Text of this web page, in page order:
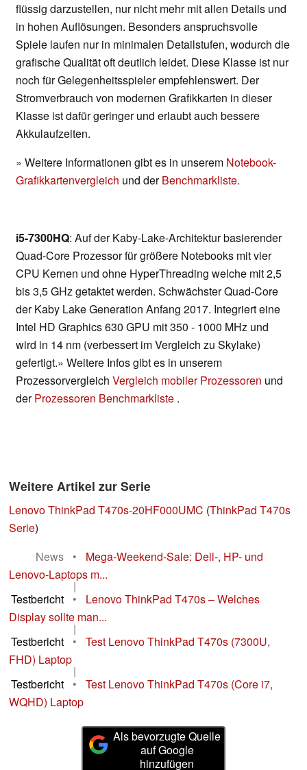
flüssig darzustellen, nur nicht mehr mit allen Details und
in hohen Auflösungen. Besonders anspruchsvolle
Spiele laufen nur in minimalen Detailstufen, wodurch die
grafische Qualität oft deutlich leidet. Diese Klasse ist nur
noch für Gelegenheitsspieler empfehlenswert. Der
Stromverbrauch von modernen Grafikkarten in dieser
Klasse ist dafür geringer und erlaubt auch bessere
Akkulaufzeiten.
» Weitere Informationen gibt es in unserem Notebook-
Grafikkartenvergleich und derBenchmarkliste.
i5-7300HQ: Auf der Kaby-Lake-Architektur basierender
Quad-Core Prozessor für größere Notebooks mit vier
CPU Kernen und ohne HyperThreading welche mit 2,5
bis 3,5 GHz getaktet werden. Schwächster Quad-Core
der Kaby Lake Generation Anfang 2017. Integriert eine
Intel HD Graphics 630 GPU mit 350 - 1000 MHz und
wird in 14 nm (verbessert im Vergleich zu Skylake)
gefertigt.» Weitere Infos gibt es in unserem
Prozessorvergleich Vergleich mobiler Prozessoren und
derProzessoren Benchmarkliste .
Weitere Artikel zur Serie
Lenovo ThinkPad T470s-20HF000UMC (ThinkPad T470s
Serie)
News
•
Mega-Weekend-Sale: Dell-, HP- und
Lenovo-Laptops m...
|
Testbericht
•
Lenovo ThinkPad T470s – Welches
Display sollte man...
|
Testbericht
•
Test Lenovo ThinkPad T470s (7300U,
FHD) Laptop
|
Testbericht
•
Test Lenovo ThinkPad T470s (Core i7,
WQHD) Laptop
Als bevorzugte Quelle
auf Google
hinzufügen